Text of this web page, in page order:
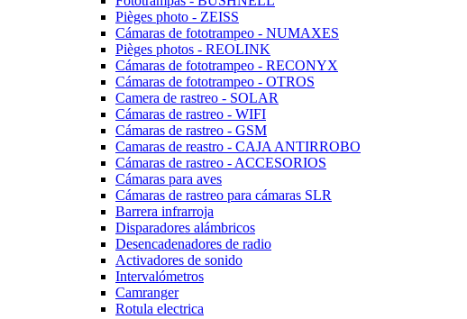
Pièges photo - ZEISS
Cámaras de fototrampeo - NUMAXES
Pièges photos - REOLINK
Cámaras de fototrampeo - RECONYX
Cámaras de fototrampeo - OTROS
Camera de rastreo - SOLAR
Cámaras de rastreo - WIFI
Cámaras de rastreo - GSM
Camaras de reastro - CAJA ANTIRROBO
Cámaras de rastreo - ACCESORIOS
Cámaras para aves
Cámaras de rastreo para cámaras SLR
Barrera infrarroja
Disparadores alámbricos
Desencadenadores de radio
Activadores de sonido
Intervalómetros
Camranger
Rotula electrica